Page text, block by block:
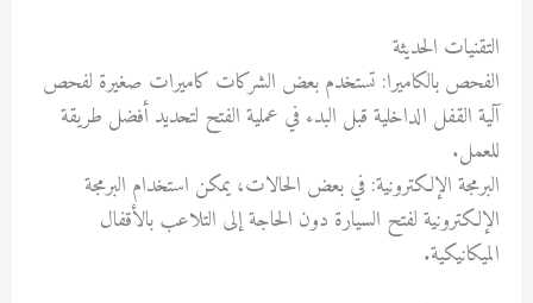
التقنيات الحديثة
الفحص بالكاميرا: تستخدم بعض الشركات كاميرات صغيرة لفحص
آلية القفل الداخلية قبل البدء في عملية الفتح لتحديد أفضل طريقة
للعمل.
البرمجة الإلكترونية: في بعض الحالات، يمكن استخدام البرمجة
الإلكترونية لفتح السيارة دون الحاجة إلى التلاعب بالأقفال
الميكانيكية.